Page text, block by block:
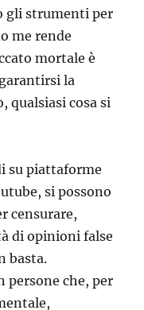
gli strumenti per
me rende
mortale è
la
qualsiasi cosa si
su piattaforme
si possono
censurare,
di opinioni false
basta.
persone che, per